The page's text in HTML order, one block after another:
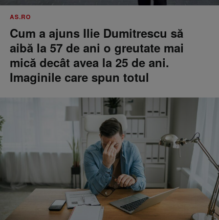
AS.RO
Cum a ajuns Ilie Dumitrescu să
aibă la 57 de ani o greutate mai
mică decât avea la 25 de ani.
Imaginile care spun totul